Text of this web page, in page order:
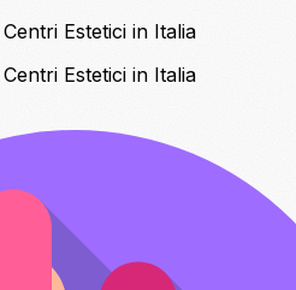
Estetici in Italia
Estetici in Italia